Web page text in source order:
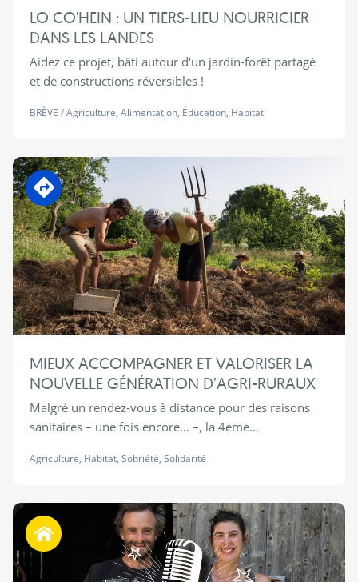
LO CO'HEIN : UN TIERS-LIEU NOURRICIER
DANS LES LANDES
Aidez ce projet, bâti autour d'un jardin-forêt partagé
et de constructions réversibles !
BRÈVE /Agriculture, Alimentation, Éducation, Habitat
En transition
MIEUX ACCOMPAGNER ET VALORISER LA
NOUVELLE GÉNÉRATION D’AGRI-RURAUX
Malgré un rendez-vous à distance pour des raisons
sanitaires – une fois encore… –, la 4ème...
Agriculture, Habitat, Sobriété, Solidarité
Habiter autrement